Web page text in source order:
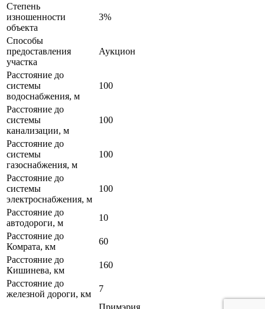
Степень
изношенности
объекта
3%
Способы
предоставления
участка
Аукцион
Расстояние до
системы
водоснабжения, м
100
Расстояние до
системы
канализации, м
100
Расстояние до
системы
газоснабжения, м
100
Расстояние до
системы
электроснабжения, м
100
Расстояние до
автодороги, м
10
Расстояние до
Комрата, км
60
Расстояние до
Кишинева, км
160
Расстояние до
железной дороги, км
7
Примэрия